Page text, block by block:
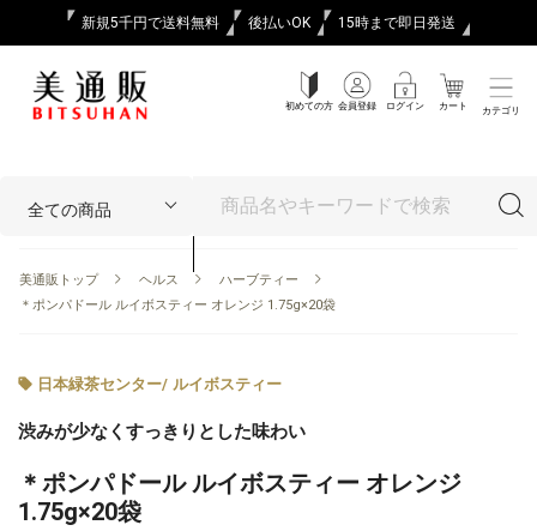
新規5千円で送料無料 後払いOK 15時まで即日発送
初めての方 会員登録 ログイン カート カテゴリ
美通販トップ ヘルス
ハーブティー
＊ポンパドール ルイボスティー オレンジ 1.75g×20袋
日本緑茶センター/ ルイボスティー
渋みが少なくすっきりとした味わい
＊ポンパドール ルイボスティー オレンジ
1.75g×20袋